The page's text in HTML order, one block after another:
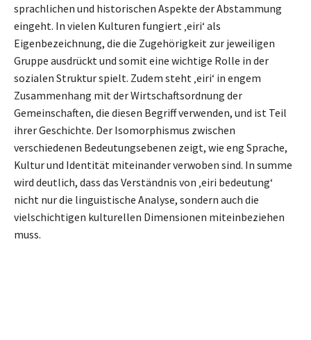
sprachlichen und historischen Aspekte der Abstammung
eingeht. In vielen Kulturen fungiert ‚eiri‘ als
Eigenbezeichnung, die die Zugehörigkeit zur jeweiligen
Gruppe ausdrückt und somit eine wichtige Rolle in der
sozialen Struktur spielt. Zudem steht ‚eiri‘ in engem
Zusammenhang mit der Wirtschaftsordnung der
Gemeinschaften, die diesen Begriff verwenden, und ist Teil
ihrer Geschichte. Der Isomorphismus zwischen
verschiedenen Bedeutungsebenen zeigt, wie eng Sprache,
Kultur und Identität miteinander verwoben sind. In summe
wird deutlich, dass das Verständnis von ‚eiri bedeutung‘
nicht nur die linguistische Analyse, sondern auch die
vielschichtigen kulturellen Dimensionen miteinbeziehen
muss.